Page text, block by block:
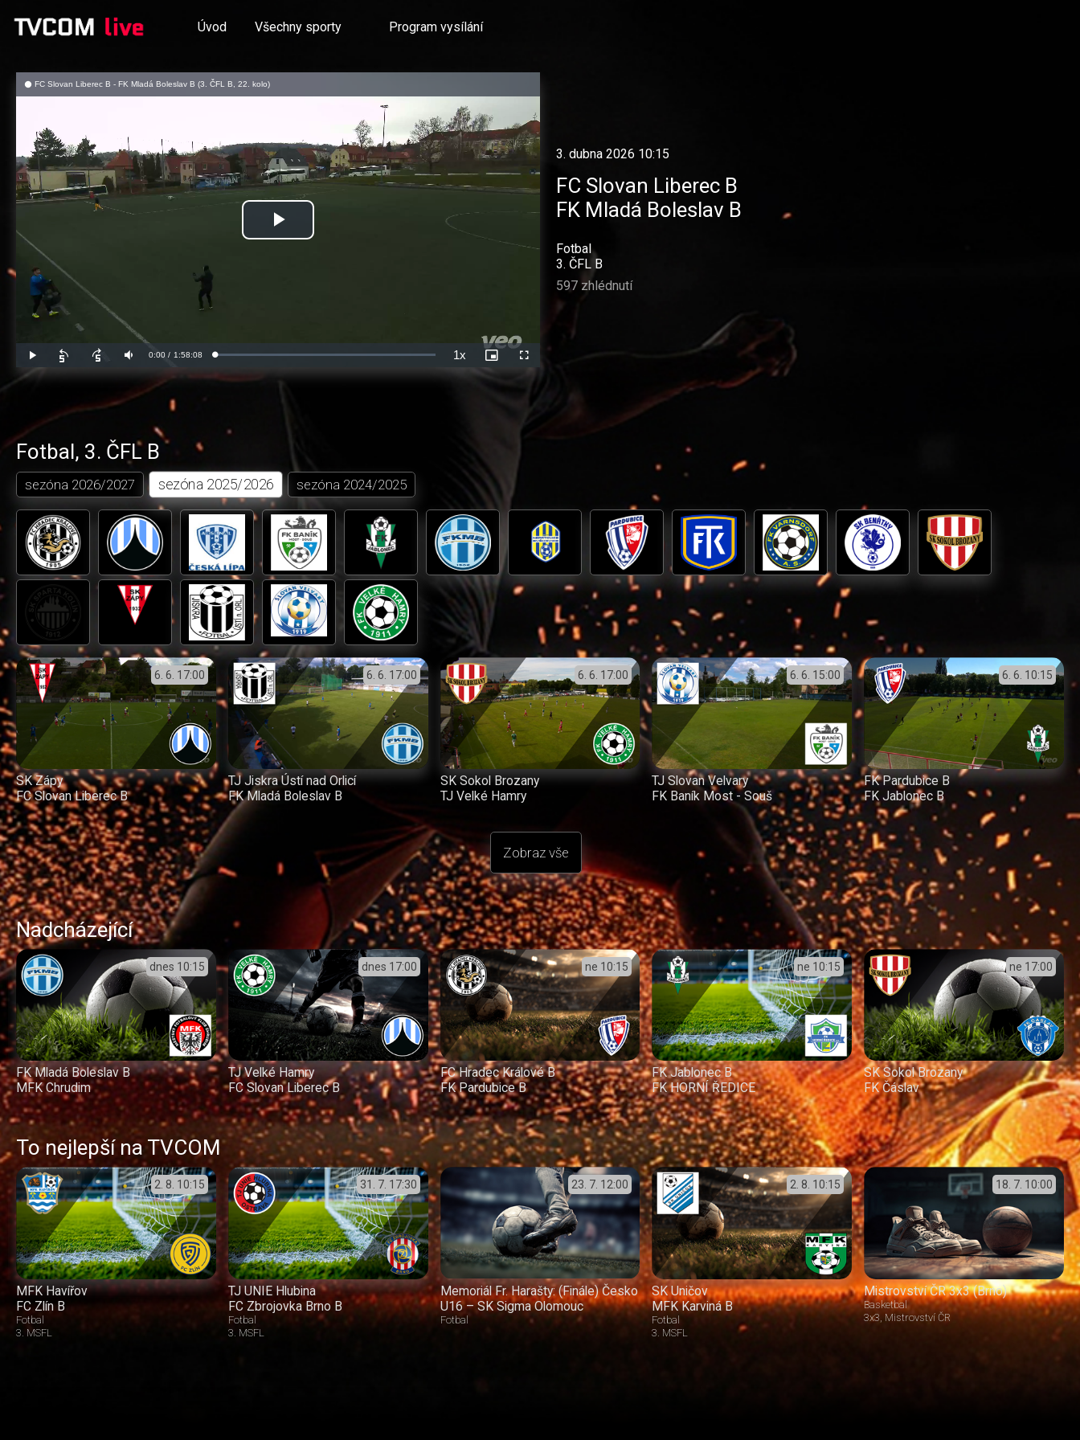
Úvod Všechny sporty Program vysílání
Přehrát
Přehrát
Posunout PosunoutZtlumitAktuální
0:00 / Doba
trvání
1:58:08 Načteno:
1xRychlost
přehrávání
Picture-
Celá
obrazovka
FC Slovan Liberec B - FK Mladá Boleslav B (3. ČFL B, 22. kolo)
3. dubna 2026 10:15
FC Slovan Liberec B
FK Mladá Boleslav B
Fotbal
3. ČFL B
597 zhlédnutí
Fotbal, 3. ČFL B
sezóna 2026/2027 sezóna 2025/2026 sezóna 2024/2025
6. 6. 17:00
SK Zápy
FC Slovan Liberec B
6. 6. 17:00
TJ Jiskra Ústí nad Orlicí
FK Mladá Boleslav B
6. 6. 17:00
SK Sokol Brozany
TJ Velké Hamry
6. 6. 15:00
TJ Slovan Velvary
FK Baník Most - Souš
6. 6. 10:15
FK Pardubice B
FK Jablonec B
Zobraz vše
Nadcházející
dnes 10:15
FK Mladá Boleslav B
MFK Chrudim
dnes 17:00
TJ Velké Hamry
FC Slovan Liberec B
ne 10:15
FC Hradec Králové B
FK Pardubice B
ne 10:15
FK Jablonec B
FK HORNÍ ŘEDICE
ne 17:00
SK Sokol Brozany
FK Čáslav
To nejlepší na TVCOM
2. 8. 10:15
MFK Havířov
FC Zlín B
Fotbal
3. MSFL
31. 7. 17:30
TJ UNIE Hlubina
FC Zbrojovka Brno B
Fotbal
3. MSFL
23. 7. 12:00
Memoriál Fr. Harašty: (Finále) Česko
U16 – SK Sigma Olomouc
Fotbal
2. 8. 10:15
SK Uničov
MFK Karviná B
Fotbal
3. MSFL
18. 7. 10:00
Mistrovství ČR 3x3 (Brno)
Basketbal
3x3 Mistrovství ČR